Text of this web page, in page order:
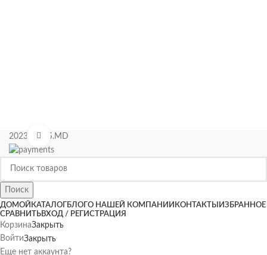
Нажмите, чтобы увеличить
2023 KIPAS.MD
Поиск
ДОМОЙ КАТАЛОГ БЛОГ О НАШЕЙ КОМПАНИИ КОНТАКТЫ ИЗБРАННОЕ
СРАВНИТЬВХОД / РЕГИСТРАЦИЯ
КорзинаЗакрыть
ВойтиЗакрыть
Еще нет аккаунта?